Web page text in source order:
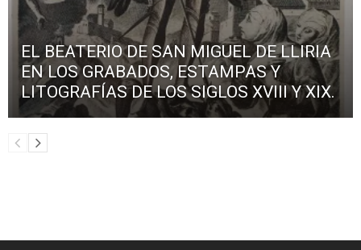
EL BEATERIO DE SAN MIGUEL DE LLIRIA
EN LOS GRABADOS, ESTAMPAS Y
LITOGRAFÍAS DE LOS SIGLOS XVIII Y XIX.